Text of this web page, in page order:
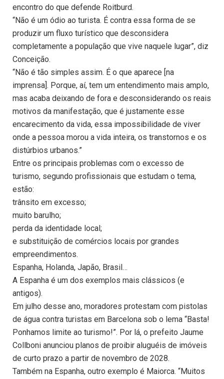
encontro do que defende Roitburd.
“Não é um ódio ao turista. É contra essa forma de se
produzir um fluxo turístico que desconsidera
completamente a população que vive naquele lugar”, diz
Conceição.
“Não é tão simples assim. É o que aparece [na
imprensa]. Porque, aí, tem um entendimento mais amplo,
mas acaba deixando de fora e desconsiderando os reais
motivos da manifestação, que é justamente esse
encarecimento da vida, essa impossibilidade de viver
onde a pessoa morou a vida inteira, os transtornos e os
distúrbios urbanos.”
Entre os principais problemas com o excesso de
turismo, segundo profissionais que estudam o tema,
estão:
trânsito em excesso;
muito barulho;
perda da identidade local;
e substituição de comércios locais por grandes
empreendimentos.
Espanha, Holanda, Japão, Brasil…
A Espanha é um dos exemplos mais clássicos (e
antigos).
Em julho desse ano, moradores protestam com pistolas
de água contra turistas em Barcelona sob o lema “Basta!
Ponhamos limite ao turismo!”. Por lá, o prefeito Jaume
Collboni anunciou planos de proibir aluguéis de imóveis
de curto prazo a partir de novembro de 2028.
Também na Espanha, outro exemplo é Maiorca. “Muitos